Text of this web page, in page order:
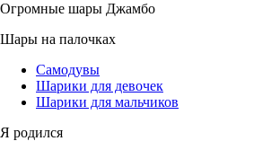
Огромные шары Джамбо
Шары на палочках
Самодувы
Шарики для девочек
Шарики для мальчиков
Я родился